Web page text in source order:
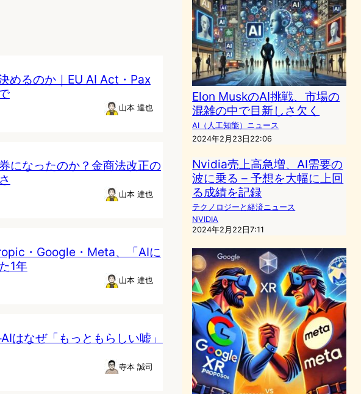
めるのか｜EU AI Act・Pax
山本 達也
になったのか？金商法改正の
山本 達也
・Google・Meta、「AIに
1年
山本 達也
はなぜ「もっともらしい嘘」
寺本 誠司
Elon MuskのAI挑戦、市場の
混雑の中で目新しさ欠く
AI（人工知能）ニュース
2024年2月23日22:06
Nvidia売上高急増、AI需要の
波に乗る – 予想を大幅に上回
る成績を記録
テクノロジーと経済ニュース
NVIDIA
2024年2月22日7:11